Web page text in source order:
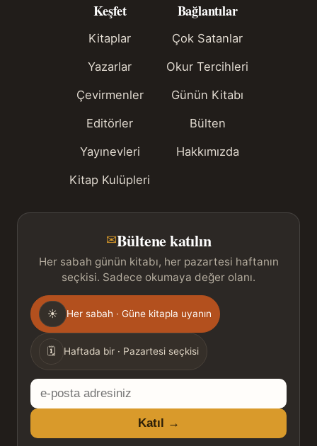
Keşfet
Kitaplar
Yazarlar
Çevirmenler
Editörler
Yayınevleri
Kitap Kulüpleri
Bağlantılar
Çok Satanlar
Okur Tercihleri
Günün Kitabı
Bülten
Hakkımızda
✉Bültene katılın
Her sabah günün kitabı, her pazartesi haftanın
seçkisi. Sadece okumaya değer olanı.
Gönderim
sıklığı
☀ Her sabah · Güne kitapla uyanın
🗓 Haftada bir · Pazartesi seçkisi
E-
posta
adresiniz
Katıl →